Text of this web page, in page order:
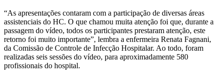
“As apresentações contaram com a participação de diversas áreas
assistenciais do HC. O que chamou muita atenção foi que, durante a
passagem do vídeo, todos os participantes prestaram atenção, este
retorno foi muito importante”, lembra a enfermeira Renata Fagnani,
da Comissão de Controle de Infecção Hospitalar. Ao todo, foram
realizadas seis sessões do vídeo, para aproximadamente 580
profissionais do hospital.